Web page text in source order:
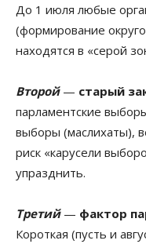
До 1 июля любые
(формирование
находятся в «серой
Второй — старый
парламентские
выборы (маслихаты),
риск «карусели
упразднить.
Третий — фактор
Короткая (пусть и